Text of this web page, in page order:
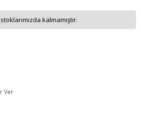
kalmamıştır.
Ver